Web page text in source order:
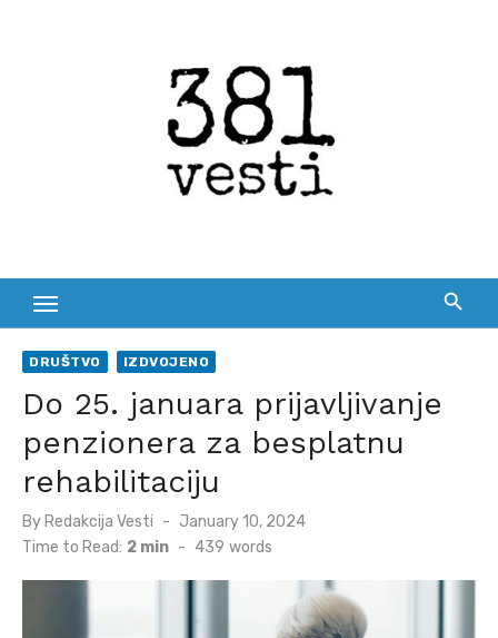
DRUŠTVO IZDVOJENO
Do 25. januara prijavljivanje
penzionera za besplatnu
rehabilitaciju
By Redakcija Vesti
Posted
January 10, 2024
Time to Read: 2 min - 439 words